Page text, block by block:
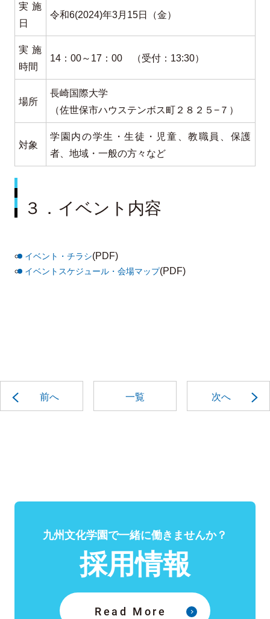
実施
日
令和6(2024)年3月15日（金）
実施
時間
14：00～17：00 （受付：13:30）
場所
長崎国際大学
（佐世保市ハウステンボス町２８２５−７）
対象
学園内の学生・生徒・児童、教職員、保護
者、地域・一般の方々など
３．イベント内容
イベント・チラシ(PDF)
イベントスケジュール・会場マップ(PDF)
前へ 一覧 次へ
九州文化学園で一緒に働きませんか？
採用情報
Read More